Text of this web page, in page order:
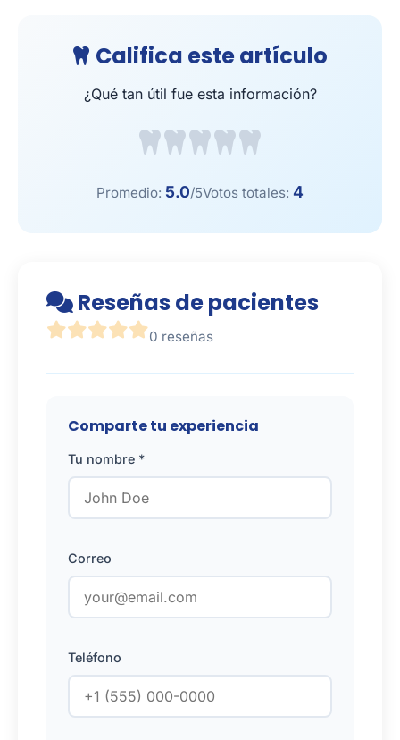
Califica este artículo
¿Qué tan útil fue esta información?
Promedio: 5.0/5Votos totales: 4
Reseñas de pacientes
0 reseñas
Comparte tu experiencia
Tu nombre *
Correo
Teléfono